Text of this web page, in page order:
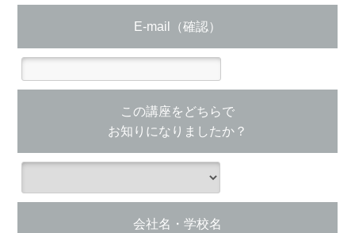
E-mail（確認）
この講座をどちらで
お知りになりましたか？
会社名・学校名